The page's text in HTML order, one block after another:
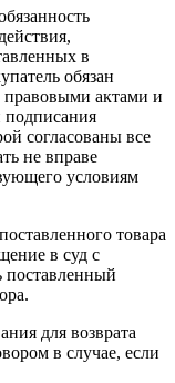
в
обязан
правовыми актами и
подписания
согласованы все
не вправе
условиям
товара
в суд с
поставленный
для возврата
в случае, если